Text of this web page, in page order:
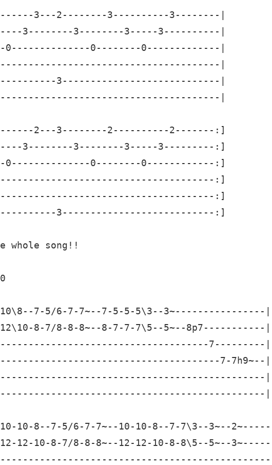
3---2--------3----------3--------|
3--------3--------3-----3----------|
0--------------0--------0-------------|
|
3----------------------------|
|
2---3--------2----------2-------:]
3--------3--------3-----3---------:]
0--------------0--------0------------:]
:]
:]
3---------------------------:]
whole song!!
7-5/6-7-7~--7-5-5-5\3--3~----------------|
8-7/8-8-8~--8-7-7-7\5--5~--8p7-----------|
7---------|
7-7h9~--|
|
|
10-8--7-5/6-7-7~--10-10-8--7-7\3--3~--2~-----|
12-10-8-7/8-8-8~--12-12-10-8-8\5--5~--3~-----|
|